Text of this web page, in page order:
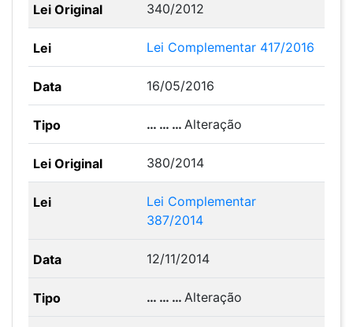
340/2012
Lei Complementar 417/2016
16/05/2016
… … …Alteração
380/2014
Lei Complementar
387/2014
12/11/2014
… … …Alteração